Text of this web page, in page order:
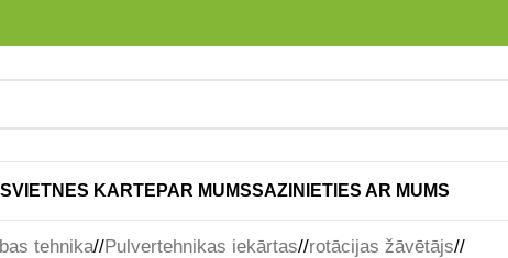
VIETNES KARTE PAR MUMSSAZINIETIES AR MUMS
tehnika/ Pulvertehnikas iekārtas/ rotācijas žāvētājs/